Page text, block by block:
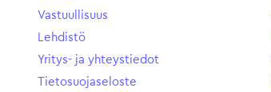
Vastuullisuus
Lehdistö
Yritys- ja yhteystiedot
Tietosuojaseloste